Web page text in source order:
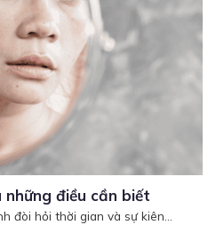
điều cần biết
đòi hỏi thời gian và sự kiên...